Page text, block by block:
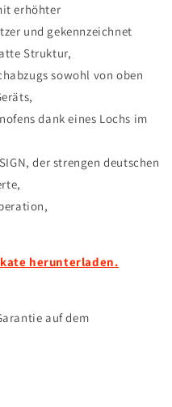
erhöhter
und gekennzeichnet
Struktur,
sowohl von oben
dank eines Lochs im
der strengen deutschen
herunterladen.
auf dem